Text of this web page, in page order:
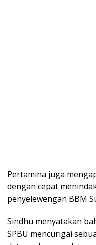
Pertamina juga
dengan cepat
penyelewengan BBM
Sindhu menyatakan
SPBU mencurigai